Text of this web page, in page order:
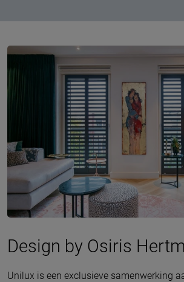
Design by Osiris
Unilux is een exclusieve samenwerking